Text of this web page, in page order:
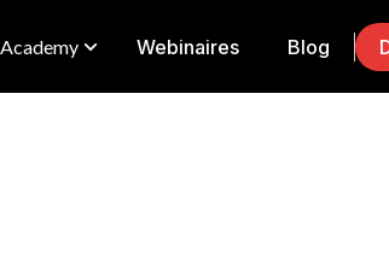
Academy Webinaires Blog